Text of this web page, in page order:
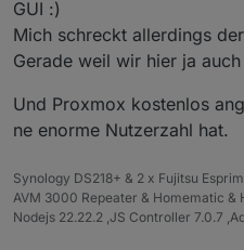
GUI :)
Mich schreckt allerdings
Gerade weil wir hier ja
Und Proxmox kostenlos
ne enorme Nutzerzahl hat.
Synology DS218+ & 2 x Fujitsu
AVM 3000 Repeater & Homematic &
Nodejs 22.22.2 ,JS Controller 7.0.7